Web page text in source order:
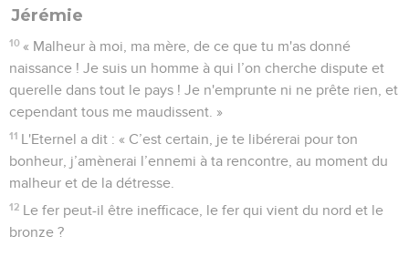
Jérémie
10 « Malheur à moi, ma mère, de ce que tu m'as donné
naissance ! Je suis un homme à qui l’on cherche dispute et
querelle dans tout le pays ! Je n'emprunte ni ne prête rien, et
cependant tous me maudissent. »
11 L'Eternel a dit : « C’est certain, je te libérerai pour ton
bonheur, j’amènerai l’ennemi à ta rencontre, au moment du
malheur et de la détresse.
12 Le fer peut-il être inefficace, le fer qui vient du nord et le
bronze ?